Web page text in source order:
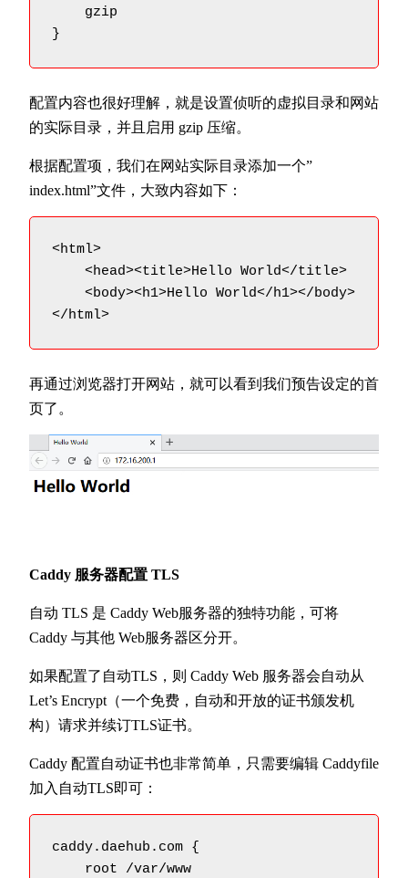
    gzip
}
配置内容也很好理解，就是设置侦听的虚拟目录和网站
的实际目录，并且启用 gzip 压缩。
根据配置项，我们在网站实际目录添加一个”
index.html”文件，大致内容如下：
<html>
    <head><title>Hello World</title>
    <body><h1>Hello World</h1></body>
</html>
再通过浏览器打开网站，就可以看到我们预告设定的首
页了。
Caddy 服务器配置 TLS
自动 TLS 是 Caddy Web服务器的独特功能，可将
Caddy 与其他 Web服务器区分开。
如果配置了自动TLS，则 Caddy Web 服务器会自动从
Let’s Encrypt（一个免费，自动和开放的证书颁发机
构）请求并续订TLS证书。
Caddy 配置自动证书也非常简单，只需要编辑 Caddyfile
加入自动TLS即可：
caddy.daehub.com {
    root /var/www